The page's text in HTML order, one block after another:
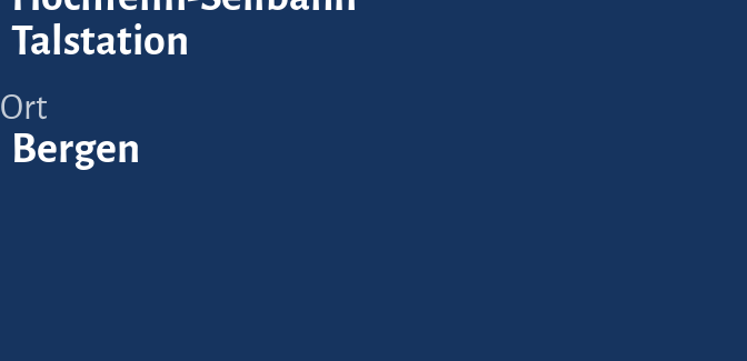
Talstation
Ort
Bergen